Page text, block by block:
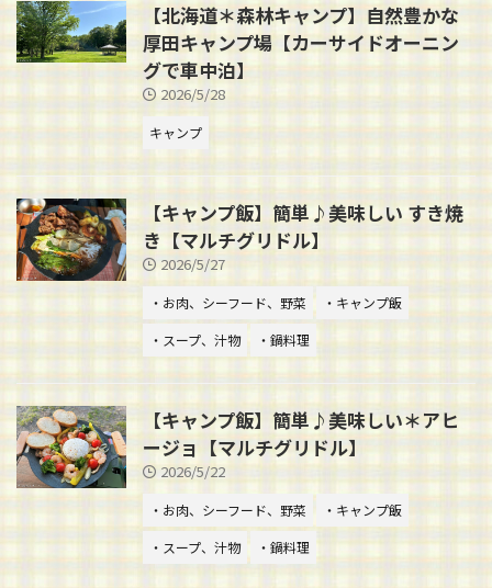
【北海道＊森林キャンプ】自然豊かな
厚田キャンプ場【カーサイドオーニン
グで車中泊】
2026/5/28
キャンプ
【キャンプ飯】簡単♪美味しい すき焼
き【マルチグリドル】
2026/5/27
・お肉、シーフード、野菜
・キャンプ飯
・スープ、汁物
・鍋料理
【キャンプ飯】簡単♪美味しい＊アヒ
ージョ【マルチグリドル】
2026/5/22
・お肉、シーフード、野菜
・キャンプ飯
・スープ、汁物
・鍋料理